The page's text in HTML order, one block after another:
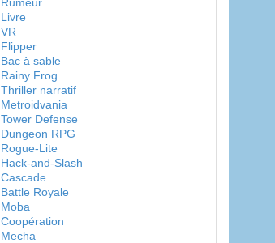
Livre
VR
Flipper
Bac à sable
Rainy Frog
Thriller narratif
Metroidvania
Tower Defense
Dungeon RPG
Rogue-Lite
Hack-and-Slash
Cascade
Battle Royale
Moba
Coopération
Mecha